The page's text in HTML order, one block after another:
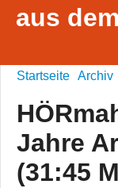
aus
Startseite Archiv
Jahre
(31:45